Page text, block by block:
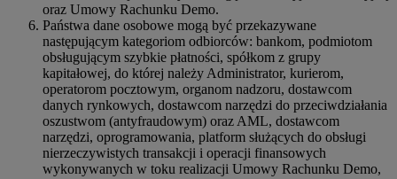
oraz Umowy Rachunku Demo.
Państwa dane osobowe mogą być przekazywane
następującym kategoriom odbiorców: bankom, podmiotom
obsługującym szybkie płatności, spółkom z grupy
kapitałowej, do której należy Administrator, kurierom,
operatorom pocztowym, organom nadzoru, dostawcom
danych rynkowych, dostawcom narzędzi do przeciwdziałania
oszustwom (antyfraudowym) oraz AML, dostawcom
narzędzi, oprogramowania, platform służących do obsługi
nierzeczywistych transakcji i operacji finansowych
wykonywanych w toku realizacji Umowy Rachunku Demo,